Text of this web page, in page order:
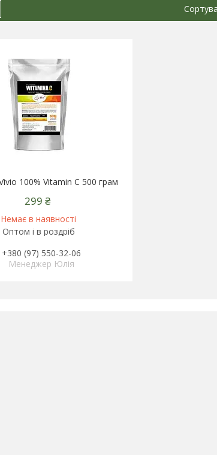
100% Vitamin C 500 грам
299 ₴
Немає в наявності
Оптом і в роздріб
+380 (97) 550-32-06
Менеджер Юлія